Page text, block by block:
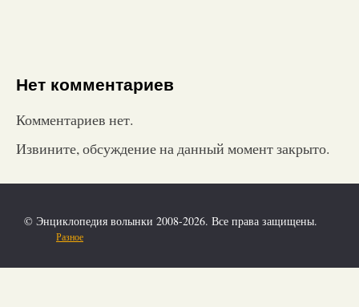
Нет комментариев
Комментариев нет.
Извините, обсуждение на данный момент закрыто.
© Энциклопедия волынки 2008-2026. Все права защищены.
Разное